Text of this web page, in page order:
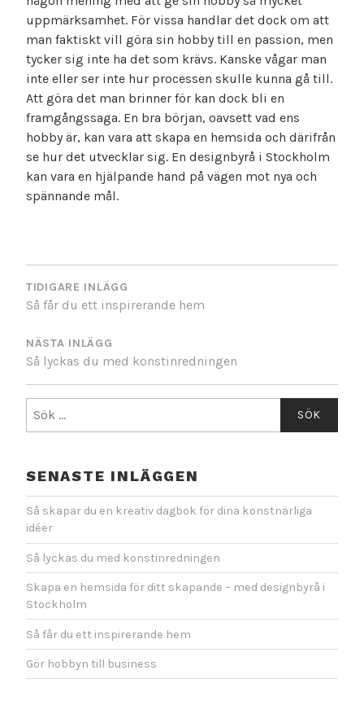
uppmärksamhet. För vissa handlar det dock om att
man faktiskt vill göra sin hobby till en passion, men
tycker sig inte ha det som krävs. Kanske vågar man
inte eller ser inte hur processen skulle kunna gå till.
Att göra det man brinner för kan dock bli en
framgångssaga. En bra början, oavsett vad ens
hobby är, kan vara att skapa en hemsida och därifrån
se hur det utvecklar sig. En designbyrå i Stockholm
kan vara en hjälpande hand på vägen mot nya och
spännande mål.
INLÄGGSNAVIGERING
TIDIGARE INLÄGG
Så får du ett inspirerande hem
NÄSTA INLÄGG
Så lyckas du med konstinredningen
efter:
SENASTE INLÄGGEN
Så skapar du en kreativ dagbok för dina konstnärliga
idéer
Så lyckas du med konstinredningen
Skapa en hemsida för ditt skapande – med designbyrå i
Stockholm
Så får du ett inspirerande hem
Gör hobbyn till business